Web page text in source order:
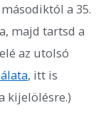
a 35.
majd tartsd a
az utolsó
, itt is
kijelölésre.)